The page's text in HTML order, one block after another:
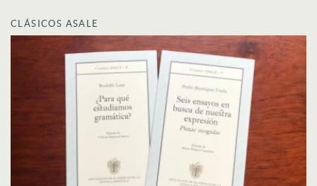
CLÁSICOS ASALE